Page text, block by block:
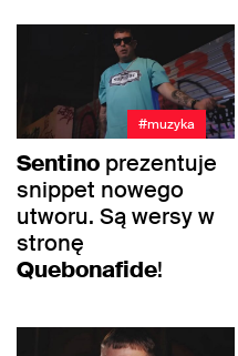
#muzyka
Sentino prezentuje
snippet nowego
utworu. Są wersy w
stronę
Quebonafide!